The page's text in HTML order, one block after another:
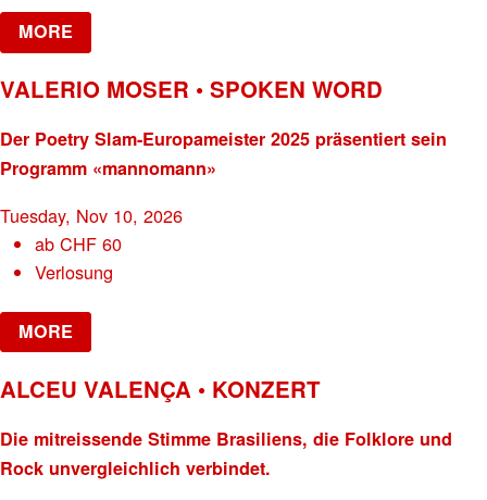
MORE
VALERIO MOSER • SPOKEN WORD
Der Poetry Slam-Europameister 2025 präsentiert sein
Programm «mannomann»
Tuesday, Nov 10, 2026
abCHF 60
Verlosung
MORE
ALCEU VALENÇA • KONZERT
Die mitreissende Stimme Brasiliens, die Folklore und
Rock unvergleichlich verbindet.